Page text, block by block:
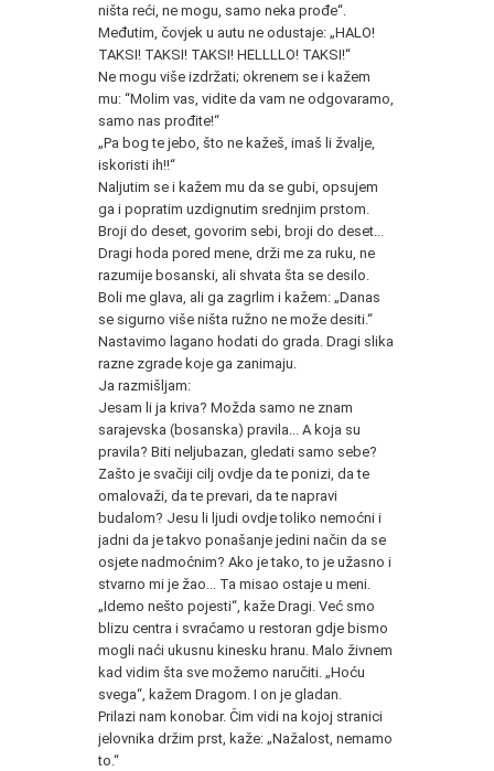
ništa reći, ne mogu, samo neka prođe“.
Međutim, čovjek u autu ne odustaje: „HALO!
TAKSI! TAKSI! TAKSI! HELLLLO! TAKSI!“
Ne mogu više izdržati; okrenem se i kažem
mu: “Molim vas, vidite da vam ne odgovaramo,
samo nas prođite!“
„Pa bog te jebo, što ne kažeš, imaš li žvalje,
iskoristi ih!!“
Naljutim se i kažem mu da se gubi, opsujem
ga i popratim uzdignutim srednjim prstom.
Broji do deset, govorim sebi, broji do deset...
Dragi hoda pored mene, drži me za ruku, ne
razumije bosanski, ali shvata šta se desilo.
Boli me glava, ali ga zagrlim i kažem: „Danas
se sigurno više ništa ružno ne može desiti.“
Nastavimo lagano hodati do grada. Dragi slika
razne zgrade koje ga zanimaju.
Ja razmišljam:
Jesam li ja kriva? Možda samo ne znam
sarajevska (bosanska) pravila... A koja su
pravila? Biti neljubazan, gledati samo sebe?
Zašto je svačiji cilj ovdje da te ponizi, da te
omalovaži, da te prevari, da te napravi
budalom? Jesu li ljudi ovdje toliko nemoćni i
jadni da je takvo ponašanje jedini način da se
osjete nadmoćnim? Ako je tako, to je užasno i
stvarno mi je žao... Ta misao ostaje u meni.
„Idemo nešto pojesti“, kaže Dragi. Već smo
blizu centra i svraćamo u restoran gdje bismo
mogli naći ukusnu kinesku hranu. Malo živnem
kad vidim šta sve možemo naručiti. „Hoću
svega“, kažem Dragom. I on je gladan.
Prilazi nam konobar. Čim vidi na kojoj stranici
jelovnika držim prst, kaže: „Nažalost, nemamo
to.“